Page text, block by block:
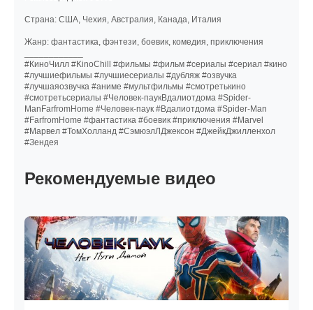
Страна: США, Чехия, Австралия, Канада, Италия
Жанр: фантастика, фэнтези, боевик, комедия, приключения
#КиноЧилл #KinoChill #фильмы #фильм #сериалы #сериал #кино
#лучшиефильмы #лучшиесериалы #дубляж #озвучка
#лучшаяозвучка #аниме #мультфильмы #смотретькино
#смотретьсериалы #Человек-паукВдалиотдома #Spider-
ManFarfromHome #Человек-паук #Вдалиотдома #Spider-Man
#FarfromHome #фантастика #боевик #приключения #Marvel
#Марвел #ТомХолланд #СэмюэлЛДжексон #ДжейкДжилленхол
#Зендея
Рекомендуемые видео